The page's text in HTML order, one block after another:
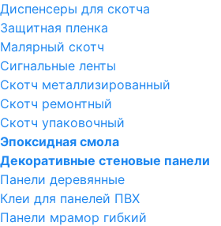
Диспенсеры для скотча
Защитная пленка
Малярный скотч
Сигнальные ленты
Скотч металлизированный
Скотч ремонтный
Скотч упаковочный
Эпоксидная смола
Декоративные стеновые панели
Панели деревянные
Клеи для панелей ПВХ
Панели мрамор гибкий